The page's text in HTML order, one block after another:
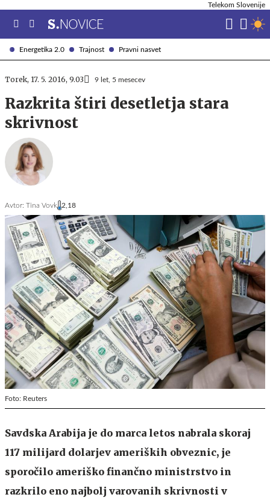
Energetika 2.0 Trajnost Pravni nasvet
Telekom Slovenije
Torek, 17. 5. 2016, 9.03 9 let, 5 mesecev
Razkrita štiri desetletja stara
skrivnost
Avtor: Tina Vovk 2,18
Foto: Reuters
Savdska Arabija je do marca letos nabrala skoraj
117 milijard dolarjev ameriških obveznic, je
sporočilo ameriško finančno ministrstvo in
razkrilo eno najbolj varovanih skrivnosti v